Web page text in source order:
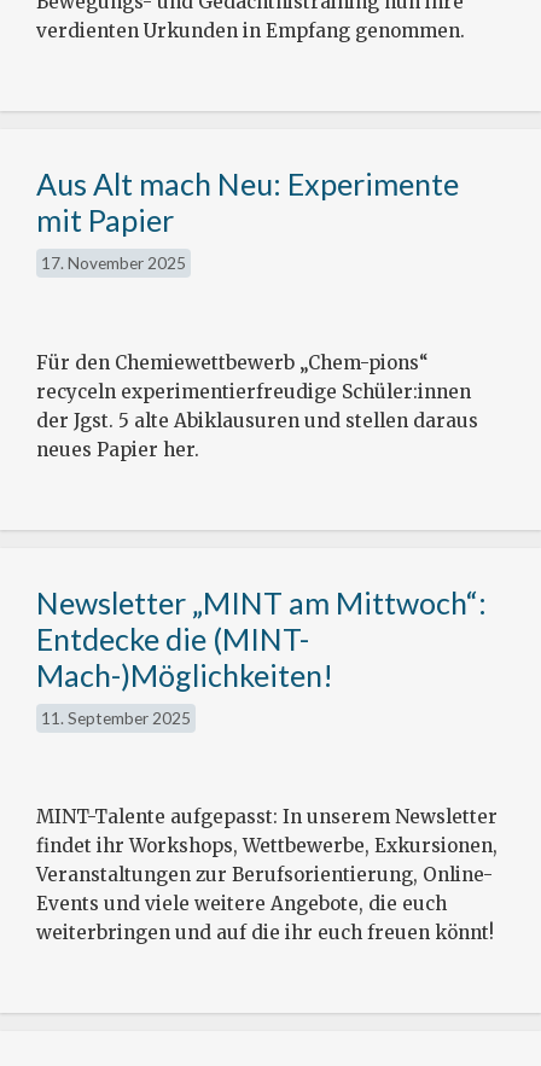
verdienten Urkunden in Empfang genommen.
Aus Alt mach Neu: Experimente
mit Papier
17. November 2025
Für den Chemiewettbewerb „Chem-pions“
recyceln experimentierfreudige Schüler:innen
der Jgst. 5 alte Abiklausuren und stellen daraus
neues Papier her.
Newsletter „MINT am Mittwoch“:
Entdecke die (MINT-
Mach-)Möglichkeiten!
11. September 2025
MINT-Talente aufgepasst: In unserem Newsletter
findet ihr Workshops, Wettbewerbe, Exkursionen,
Veranstaltungen zur Berufsorientierung, Online-
Events und viele weitere Angebote, die euch
weiterbringen und auf die ihr euch freuen könnt!